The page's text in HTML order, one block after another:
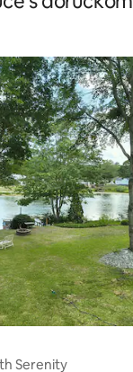
Serenity